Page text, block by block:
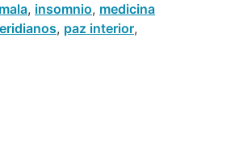
, insomnio, medicina
, paz interior,